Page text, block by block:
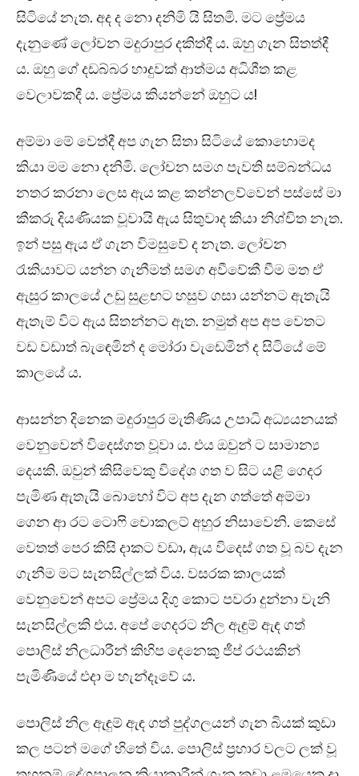
සිටියේ නැත. අද ද නො දනිමි යි සිතමි. මට ප්‍රේමය
දැනුණේ ලෝචන මදුරාපුර දකිත්දී ය. ඔහු ගැන සිතත්දී
ය. ඔහු ගේ දඩබ්බර හාදුවක් ආත්මය අධිශීත කළ
වෙලාවකදී ය. ප්‍රේමය කියන්නේ ඔහුට ය!
අම්මා මේ වෙත්දී අප ගැන සිතා සිටියේ කොහොමද
කියා මම නො දනිමි. ලෝචන සමග පැවති සම්බන්ධය
නතර කරනා ලෙස ඇය කළ කන්නලව්වෙන් පස්සේ මා
කීකරු දියණියක වූවායි ඇය සිතුවාද කියා නිශ්චිත නැත.
ඉන් පසු ඇය ඒ ගැන විමසුවේ ද නැත. ලෝචන
රැකියාවට යන්න ගැනීමත් සමග අවීවේකී වීම මත ඒ
ඇසුර කාලයේ උඩු සුළඟට හසුව ගසා යන්නට ඇතැයි
ඇතැම් විට ඇය සිතන්නට ඇත. නමුත් අප අප වෙතට
වඩ වඩාත් බැඳෙමින් ද මෝරා වැඩෙමින් ද සිටියේ මේ
කාලයේ ය.
ආසන්න දිනෙක මදුරාපුර මැතිණිය උපාධි අධ්‍යයනයක්
වෙනුවෙන් විදෙස්ගත වූවා ය. එය ඔවුන් ට සාමාන්‍ය
දෙයකි. ඔවුන් කිසිවෙකු විදේශ ගත ව සිට යළි ගෙදර
පැමිණ ඇතැයි බොහෝ විට අප දැන ගත්තේ අම්මා
ගෙන ආ රට ටොෆි චොකලට් අහුර නිසාවෙනි. කෙසේ
වෙතත් පෙර කිසි දාකට වඩා, ඇය විදෙස් ගත වූ බව දැන
ගැනීම මට සැනසිල්ලක් විය. වසරක කාලයක්
වෙනුවෙන් අපට ප්‍රේමය දිගු කොට පවරා දුන්නා වැනි
සැනසිල්ලකි එය. අපේ ගෙදරට නිල ඇඳුම් ඇඳ ගත්
පොලිස් නිලධාරීන් කිහිප දෙනෙකු ජීප් රථයකින්
පැමිණියේ එදා ම හැන්දෑවේ ය.
පොලිස් නිල ඇඳුම් ඇඳ ගත් පුද්ගලයන් ගැන බියක් කුඩා
කල පටන් මගේ හිතේ විය. පොලිස් ප්‍රහාර වලට ලක් වූ